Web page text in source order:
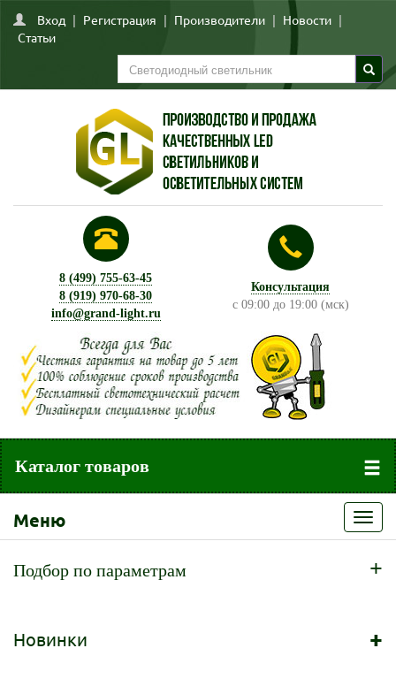
Вход | Регистрация | Производители | Новости |
Статьи
8 (499) 755-63-45
8 (919) 970-68-30
info@grand-light.ru
Консультация
с 09:00 до 19:00 (мск)
Каталог товаров
Меню
Подбор по параметрам +
Новинки +